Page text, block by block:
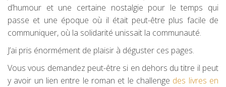
d’humour et une certaine nostalgie pour le temps qui
passe et une époque où il était peut-être plus facile de
communiquer, où la solidarité unissait la communauté.
J’ai pris énormément de plaisir à déguster ces pages.
Vous vous demandez peut-être si en dehors du titre il peut
y avoir un lien entre le roman et le challenge des livres en